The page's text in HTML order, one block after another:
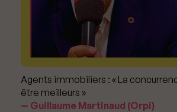
Agents immobiliers : « La
être meilleurs »
Guillaume Martinaud (Orpi)